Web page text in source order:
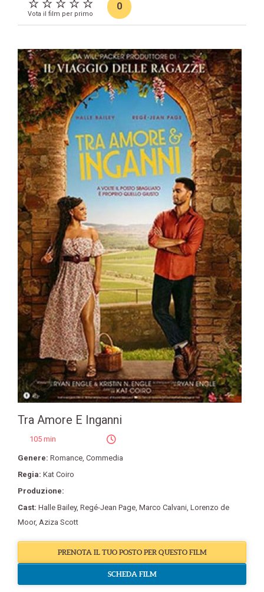
Vota il film per primo
0
Tra Amore E Inganni
105 min
Genere: Romance, Commedia
Regia: Kat Coiro
Produzione:
Cast: Halle Bailey, Regé-Jean Page, Marco Calvani, Lorenzo de
Moor, Aziza Scott
PRENOTA IL TUO POSTO PER QUESTO FILM
SCHEDA FILM